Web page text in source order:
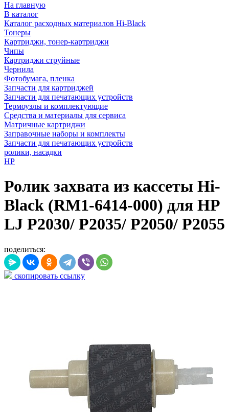
На главную
В каталог
Каталог расходных материалов Hi-Black
Тонеры
Картриджи, тонер-картриджи
Чипы
Картриджи струйные
Чернила
Фотобумага, пленка
Запчасти для картриджей
Запчасти для печатающих устройств
Термоузлы и комплектующие
Средства и материалы для сервиса
Матричные картриджи
Заправочные наборы и комплекты
Запчасти для печатающих устройств
ролики, насадки
HP
Ролик захвата из кассеты Hi-
Black (RM1-6414-000) для HP
LJ P2030/ P2035/ P2050/ P2055
поделиться:
скопировать ссылку